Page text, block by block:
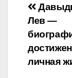
по
Лев —
личная